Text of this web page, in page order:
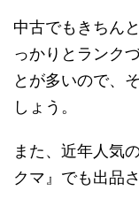
中古でもきちん
っかりとランク
とが多いので、
しょう。
また、近年人気
クマ』でも出品